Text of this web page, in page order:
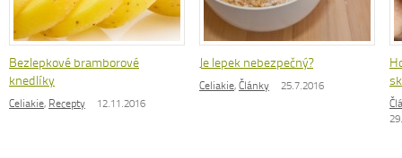
Bezlepkové bramborové
knedlíky
Celiakie, Recepty 12.11.2016
Je lepek nebezpečný?
Celiakie, Články 25.7.2016